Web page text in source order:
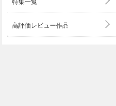
高評価レビュー作品